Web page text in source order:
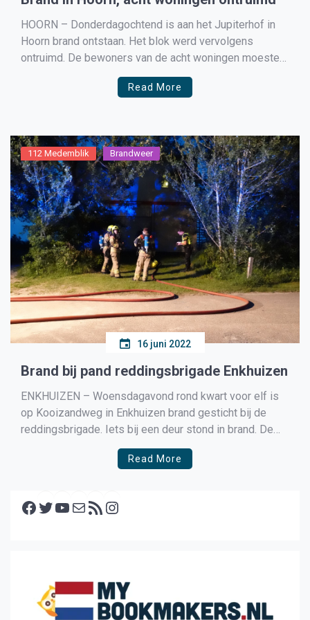
HOORN – Donderdagochtend is aan het Jupiterhof in
Hoorn brand ontstaan. Het blok werd vervolgens
ontruimd. De bewoners van de acht woningen moesten
naar buiten, want de brand kon overslaan. Een bewoner
is naar het ziekenhuis gebracht. Er is binnen veel
Read More
112 Medemblik Brandweer
16 juni 2022
Brand bij pand reddingsbrigade Enkhuizen
ENKHUIZEN – Woensdagavond rond kwart voor elf is
op Kooizandweg in Enkhuizen brand gesticht bij de
reddingsbrigade. Iets bij een deur stond in brand. De
brand woedde aan de buitenkant. Doordat het relatief
snel ontdekt werd, kon de brand snel geblust worden.
Read More
Facebook Twitter YouTube E-mail RSS feed